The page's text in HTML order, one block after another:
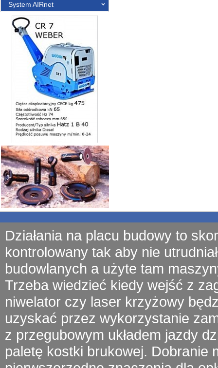
System AIRnet
Działania na placu budowy to
kontrolowany tak aby nie
budowlanych a użyte tam
Trzeba wiedzieć kiedy wejść z
niwelator czy laser krzyżowy
uzyskać przez wykorzystanie
z przegubowym układem jazdy
paletę kostki brukowej. Dobranie